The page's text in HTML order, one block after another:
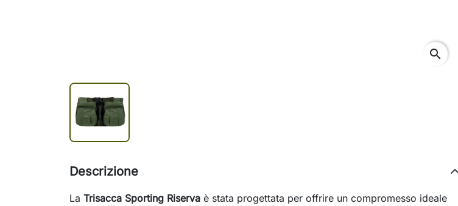
search
Descrizione
La Trisacca Sporting Riserva è stata progettata per offrire un compromesso ideale